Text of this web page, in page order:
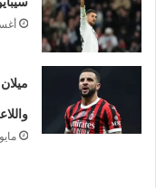
مايو 31, 2025